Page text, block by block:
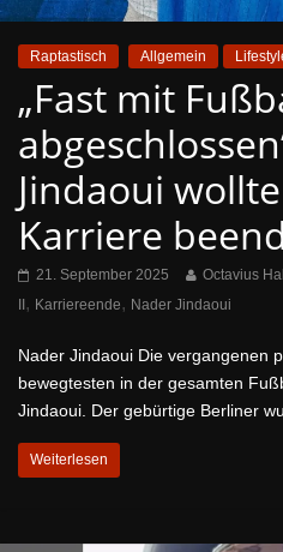
Raptastisch Allgemein
„Fast mit
Jindaoui
Karriere
21. September 2025 Octavius
, Karriereende, Nader Jindaoui
Nader Jindaoui Die vergangenen
bewegtesten in der gesamten
Jindaoui. Der gebürtige Berliner
Weiterlesen